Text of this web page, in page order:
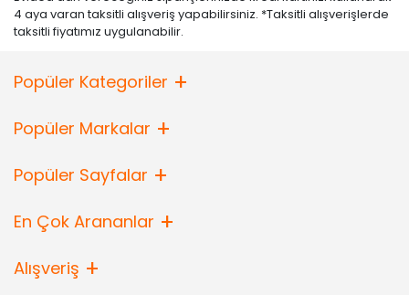
4 aya varan taksitli alışveriş yapabilirsiniz. *Taksitli alışverişlerde
taksitli fiyatımız uygulanabilir.
Popüler Kategoriler
Popüler Markalar
Popüler Sayfalar
En Çok Arananlar
Alışveriş